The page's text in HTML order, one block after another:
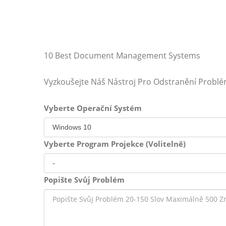
10 Best Document Management Systems
Vyzkoušejte Náš Nástroj Pro Odstranění
Vyberte Operační Systém
Vyberte Program Projekce (Volitelně)
Popište Svůj Problém